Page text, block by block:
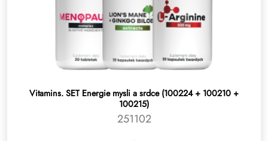
Vitamins. SET Energie mysli a srdce (100224 + 100210 +
100215)
251102